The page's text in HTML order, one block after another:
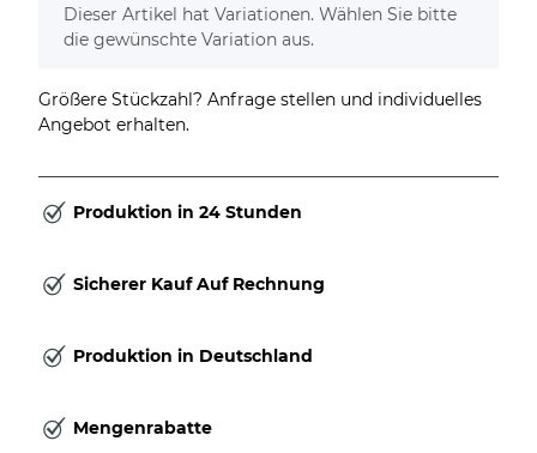
x
Dieser Artikel hat Variationen. Wählen Sie bitte
die gewünschte Variation aus.
Größere Stückzahl? Anfrage stellen und individuelles
Angebot erhalten.
Produktion in 24 Stunden
Sicherer Kauf Auf Rechnung
Produktion in Deutschland
Mengenrabatte